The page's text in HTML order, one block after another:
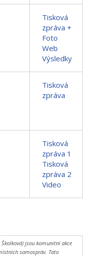
Tisková
zpráva +
Foto
Web
Výsledky
Tisková
zpráva
Tisková
zpráva 1
Tisková
zpráva 2
Video
jsou komunitní akce
samospráv. Tato